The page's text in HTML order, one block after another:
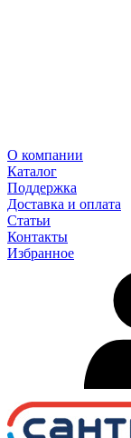
О компании
Каталог
Поддержка
Доставка и оплата
Статьи
Контакты
Избранное